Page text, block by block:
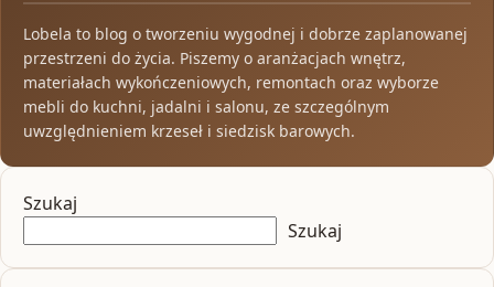
Lobela to blog o tworzeniu wygodnej i dobrze zaplanowanej
przestrzeni do życia. Piszemy o aranżacjach wnętrz,
materiałach wykończeniowych, remontach oraz wyborze
mebli do kuchni, jadalni i salonu, ze szczególnym
uwzględnieniem krzeseł i siedzisk barowych.
Szukaj
Szukaj